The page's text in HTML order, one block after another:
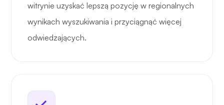
witrynie uzyskać lepszą pozycję w regionalnych
wynikach wyszukiwania i przyciągnąć więcej
odwiedzających.